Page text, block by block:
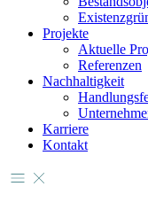
Projekte
Aktuelle
Referenzen
Nachhaltigkeit
Karriere
Kontakt